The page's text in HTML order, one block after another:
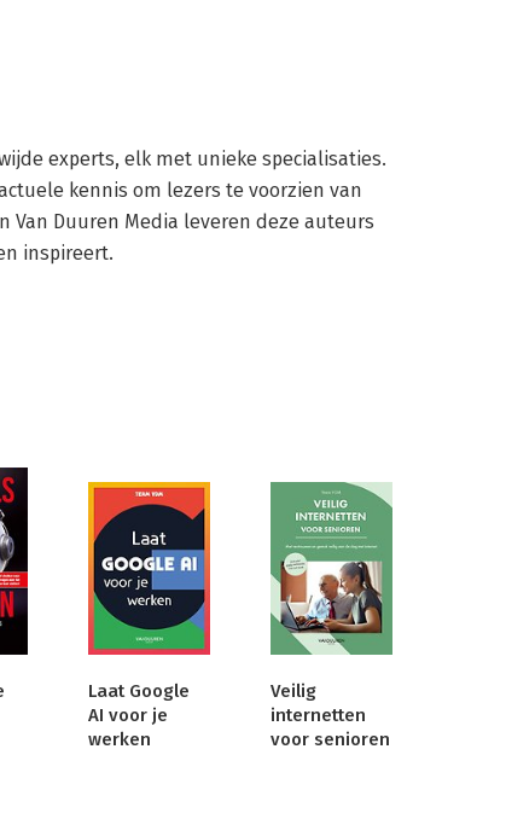
experts, elk met unieke specialisaties.
kennis om lezers te voorzien van
Van Duuren Media leveren deze auteurs
inspireert.
Laat Google
AI voor je
werken
Veilig
internetten
voor senioren